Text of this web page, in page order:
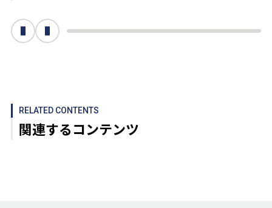
RELATED CONTENTS
関連するコンテンツ